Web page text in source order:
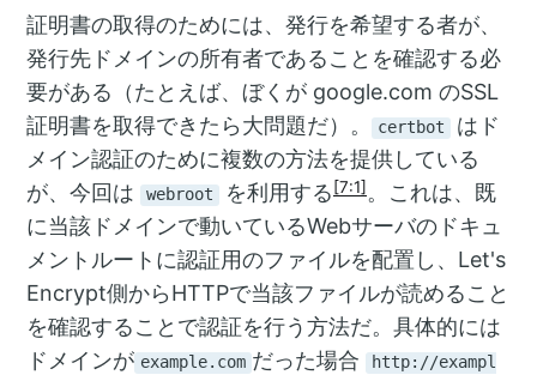
証明書の取得のためには、発行を希望する者が、
発行先ドメインの所有者であることを確認する必
要がある（たとえば、ぼくが google.com のSSL
証明書を取得できたら大問題だ）。 certbot
はド
メイン認証のために複数の方法を提供している
が、今回は webroot を利用する[7:1]。これは、既
に当該ドメインで動いているWebサーバのドキュ
メントルートに認証用のファイルを配置し、Let's
Encrypt側からHTTPで当該ファイルが読めること
を確認することで認証を行う方法だ。具体的には
ドメインが example.com だった場合 http://exampl